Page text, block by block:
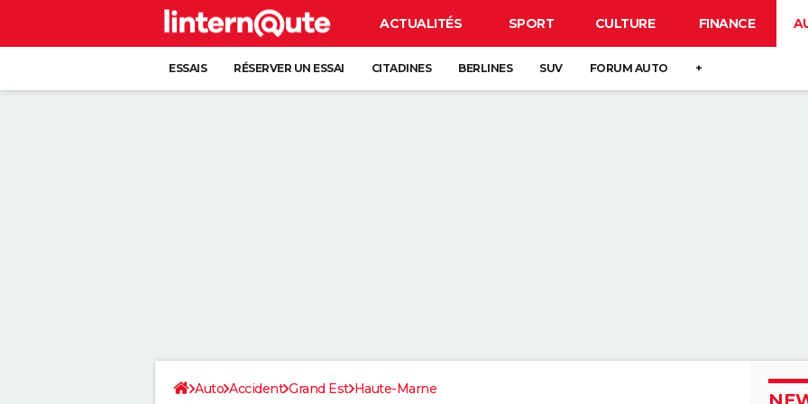
ACTUALITÉS SPORT CULTURE FINANCE
ESSAIS RÉSERVER UN ESSAI CITADINES BERLINES SUV FORUM AUTO +
Auto Accident Grand Est Haute-Marne